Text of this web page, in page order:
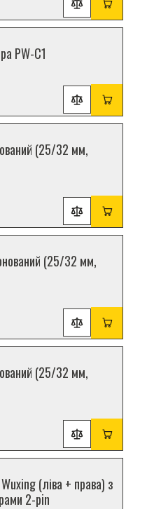
PW-C1
(25/32 мм,
(25/32 мм,
(25/32 мм,
(ліва + права) з
2-pin